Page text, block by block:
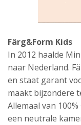
Färg&Form Kids
In 2012 haalde
naar Nederland.
en staat garant
maakt bijzondere
Allemaal van
een neutrale